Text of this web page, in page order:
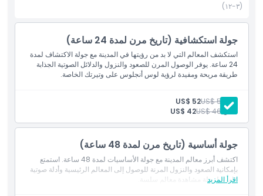
سياسة الأطفال والبالغين
الاستثناءات
ساعات العمل
ما يجب معرفته
الموقع
(٣-١٢)
جولة استكشافية (تاريخ مرن لمدة 24 ساعة)
استكشف المعالم التي لا بد من رؤيتها في المدينة مع جولة الاكتشاف لمدة
24 ساعة. يوفر الوصول المرن للصعود والنزول والدلائل الصوتية الجذابة
طريقة مريحة ومفيدة لرؤية لوس أنجلوس على وتيرتك الخاصة.
بالغ: US$ 56
US$ 52
طفل: US$ 46
US$ 42
جولة أساسية (تاريخ مرن لمدة 48 ساعة)
اكتشف أبرز معالم المدينة مع جولة الأساسيات لمدة 48 ساعة. استمتع
بإمكانية الصعود والنزول المرنة للوصول إلى المعالم الرئيسية وأدلة صوتية
غامرة لرحلة مشاهدة معالم سلسة.
اقرأ المزيد